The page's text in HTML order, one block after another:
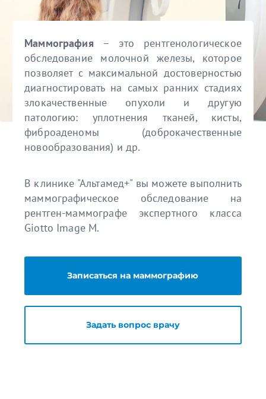
Маммография – это рентгенологическое
обследование молочной железы, которое
позволяет с максимальной достоверностью
диагностировать на самых ранних стадиях
злокачественные опухоли и другую
патологию: уплотнения тканей, кисты,
фиброаденомы (доброкачественные
новообразования) и др.
В клинике "Альтамед+" вы можете выполнить
маммографическое обследование на
рентген-маммографе экспертного класса
Giotto Image M.
Записаться на маммографию
Задать вопрос врачу